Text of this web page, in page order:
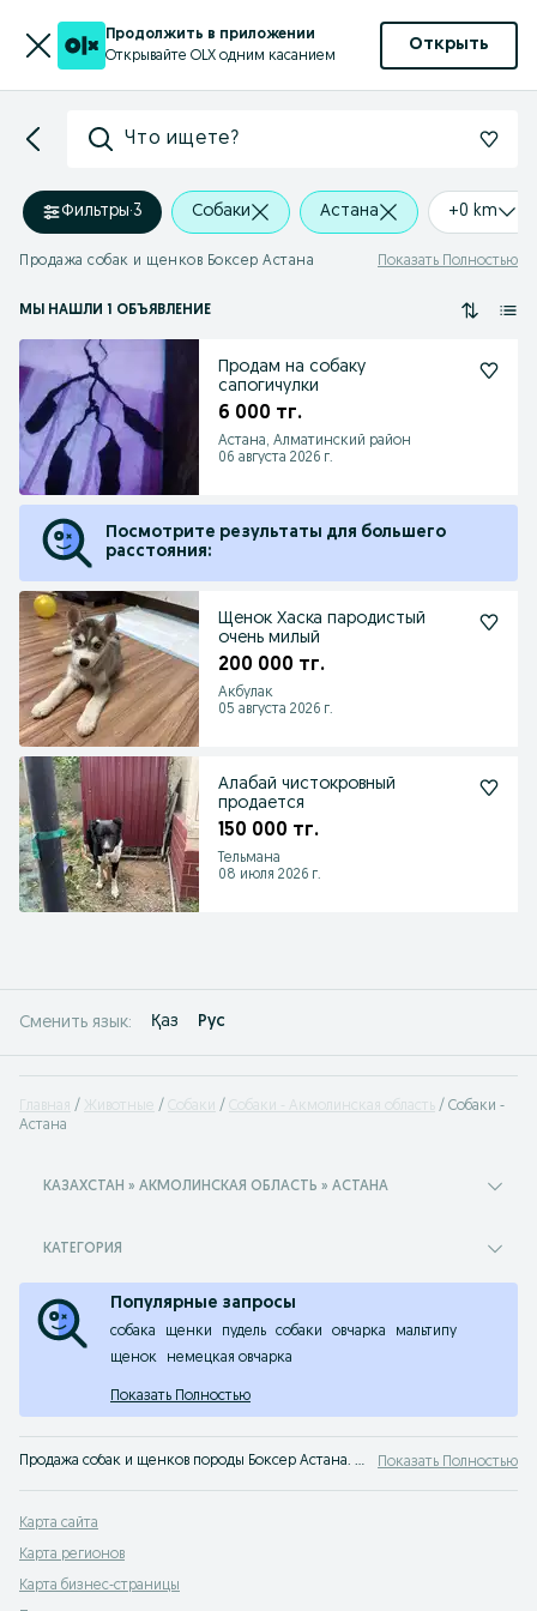
Продолжить в приложении
Открывайте OLX одним касанием
Открыть
Что ищете?
Фильтры·3 Собаки Астана +0 km
Продажа собак и щенков Боксер Астана Показать Полностью
МЫ НАШЛИ 1 ОБЪЯВЛЕНИЕ
Продам на собаку
сапогичулки
6 000 тг.
Астана, Алматинский район
06 августа 2026 г.
Посмотрите результаты для большего
расстояния:
Щенок Хаска пародистый
очень милый
200 000 тг.
Акбулак
05 августа 2026 г.
Алабай чистокровный
продается
150 000 тг.
Тельмана
08 июля 2026 г.
Сменить язык: Қаз Рус
Главная Животные Собаки Собаки - Акмолинская область
Собаки -
Астана
КАЗАХСТАН » АКМОЛИНСКАЯ ОБЛАСТЬ » АСТАНА
КАТЕГОРИЯ
Популярные запросы
собака щенки пудель собаки овчарка
мальтипу
щенок
немецкая овчарка
Показать Полностью
Продажа собак и щенков породы Боксер Астана. Заведи друга прямо сейчас! На сервисе объявлений OLX Астана легко и быстро можно купить щенка Боксер. Показать Полностью
Карта сайта
Карта регионов
Карта бизнес-страницы